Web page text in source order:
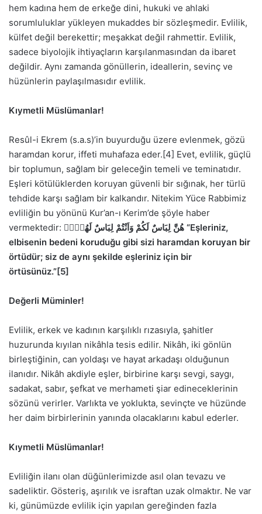
hem kadına hem de erkeğe dini, hukuki ve ahlaki
sorumluluklar yükleyen mukaddes bir sözleşmedir. Evlilik,
külfet değil berekettir; meşakkat değil rahmettir. Evlilik,
sadece biyolojik ihtiyaçların karşılanmasından da ibaret
değildir. Aynı zamanda gönüllerin, ideallerin, sevinç ve
hüzünlerin paylaşılmasıdır evlilik.
Kıymetli Müslümanlar!
Resûl-i Ekrem (s.a.s)’in buyurduğu üzere evlenmek, gözü
haramdan korur, iffeti muhafaza eder.[4] Evet, evlilik, güçlü
bir toplumun, sağlam bir geleceğin temeli ve teminatıdır.
Eşleri kötülüklerden koruyan güvenli bir sığınak, her türlü
tehdide karşı sağlam bir kalkandır. Nitekim Yüce Rabbimiz
evliliğin bu yönünü Kur’an-ı Kerim’de şöyle haber
vermektedir: هُنَّ لِبَاسٌ لَكُمْ وَاَنْتُمْ لِبَاسٌ لَهُنَّۜ “Eşleriniz,
elbisenin bedeni koruduğu gibi sizi haramdan koruyan bir
örtüdür; siz de aynı şekilde eşleriniz için bir
örtüsünüz.”[5]
Değerli Müminler!
Evlilik, erkek ve kadının karşılıklı rızasıyla, şahitler
huzurunda kıyılan nikâhla tesis edilir. Nikâh, iki gönlün
birleştiğinin, can yoldaşı ve hayat arkadaşı olduğunun
ilanıdır. Nikâh akdiyle eşler, birbirine karşı sevgi, saygı,
sadakat, sabır, şefkat ve merhameti şiar edineceklerinin
sözünü verirler. Varlıkta ve yoklukta, sevinçte ve hüzünde
her daim birbirlerinin yanında olacaklarını kabul ederler.
Kıymetli Müslümanlar!
Evliliğin ilanı olan düğünlerimizde asıl olan tevazu ve
sadeliktir. Gösteriş, aşırılık ve israftan uzak olmaktır. Ne var
ki, günümüzde evlilik için yapılan gereğinden fazla